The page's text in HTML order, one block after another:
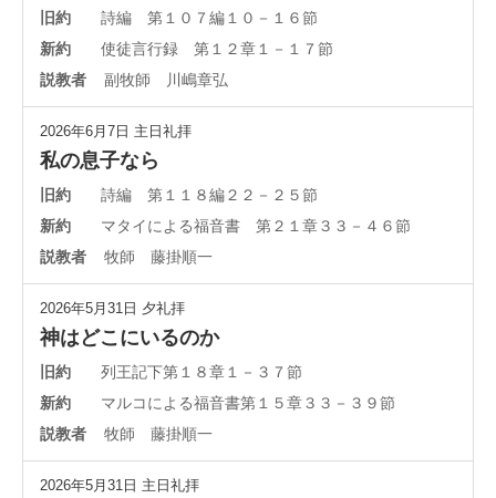
旧約
詩編 第１０７編１０－１６節
新約
使徒言行録 第１２章１－１７節
説教者
副牧師 川嶋章弘
2026年6月7日 主日礼拝
私の息子なら
旧約
詩編 第１１８編２２－２５節
新約
マタイによる福音書 第２１章３３－４６節
説教者
牧師 藤掛順一
2026年5月31日 夕礼拝
神はどこにいるのか
旧約
列王記下第１８章１－３７節
新約
マルコによる福音書第１５章３３－３９節
説教者
牧師 藤掛順一
2026年5月31日 主日礼拝